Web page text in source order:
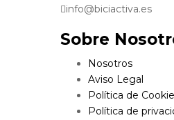
info@biciactiva.es
Sobre
Nosotros
Aviso Legal
Política de
Política de